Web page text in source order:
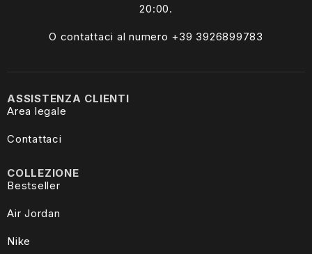
20:00.
O contattaci al numero +39 3926899783
COLLEZIONE
Bestseller
Air Jordan
Nike
ASSISTENZA CLIENTI
Area legale
Contattaci